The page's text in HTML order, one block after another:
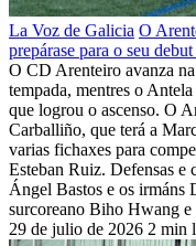
La Voz de Galicia O
prepárase para o seu
O CD Arenteiro avanza
tempada, mentres o
que logrou o ascenso. O
Carballiño, que terá a
varias fichaxes para
Esteban Ruiz. Defensas e
Ángel Bastos e os irmáns
surcoreano Biho Hwang
29 de julio de 2026 2 min